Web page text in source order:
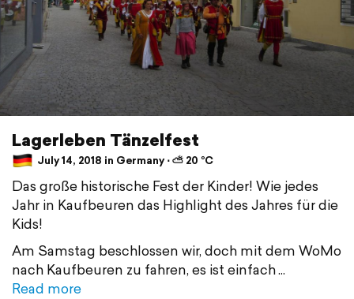
Lagerleben Tänzelfest
July 14, 2018 in Germany ⋅ ⛅ 20 °C
Das große historische Fest der Kinder! Wie jedes
Jahr in Kaufbeuren das Highlight des Jahres für die
Kids!
Am Samstag beschlossen wir, doch mit dem WoMo
nach Kaufbeuren zu fahren, es ist einfach
Read more